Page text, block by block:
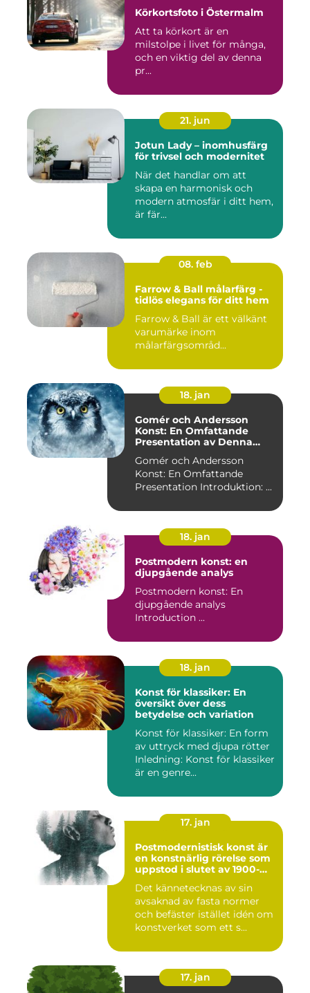
Körkortsfoto i Östermalm
Att ta körkort är en
milstolpe i livet för många,
och en viktig del av denna
pr...
21. jun
Jotun Lady – inomhusfärg
för trivsel och modernitet
När det handlar om att
skapa en harmonisk och
modern atmosfär i ditt hem,
är fär...
08. feb
Farrow & Ball målarfärg -
tidlös elegans för ditt hem
Farrow & Ball är ett välkänt
varumärke inom
målarfärgsområd...
18. jan
Gomér och Andersson
Konst: En Omfattande
Presentation av Denna
Gomér och Andersson
Konst: En Omfattande
Presentation Introduktion: ...
18. jan
Postmodern konst: en
djupgående analys
Postmodern konst: En
djupgående analys
Introduction ...
18. jan
Konst för klassiker: En
översikt över dess
betydelse och variation
Konst för klassiker: En form
av uttryck med djupa rötter
Inledning: Konst för klassiker
är en genre...
17. jan
Postmodernistisk konst är
en konstnärlig rörelse som
uppstod i slutet av 1900-
mot modernismens
stränga regler och linjära
framsteg
Det kännetecknas av sin
avsaknad av fasta normer
och befäster istället idén om
konstverket som ett s...
17. jan